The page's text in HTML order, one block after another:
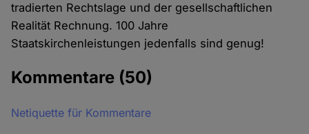
tradierten Rechtslage und der gesellschaftlichen
Realität Rechnung. 100 Jahre
Staatskirchenleistungen jedenfalls sind genug!
Kommentare (50)
Netiquette für Kommentare